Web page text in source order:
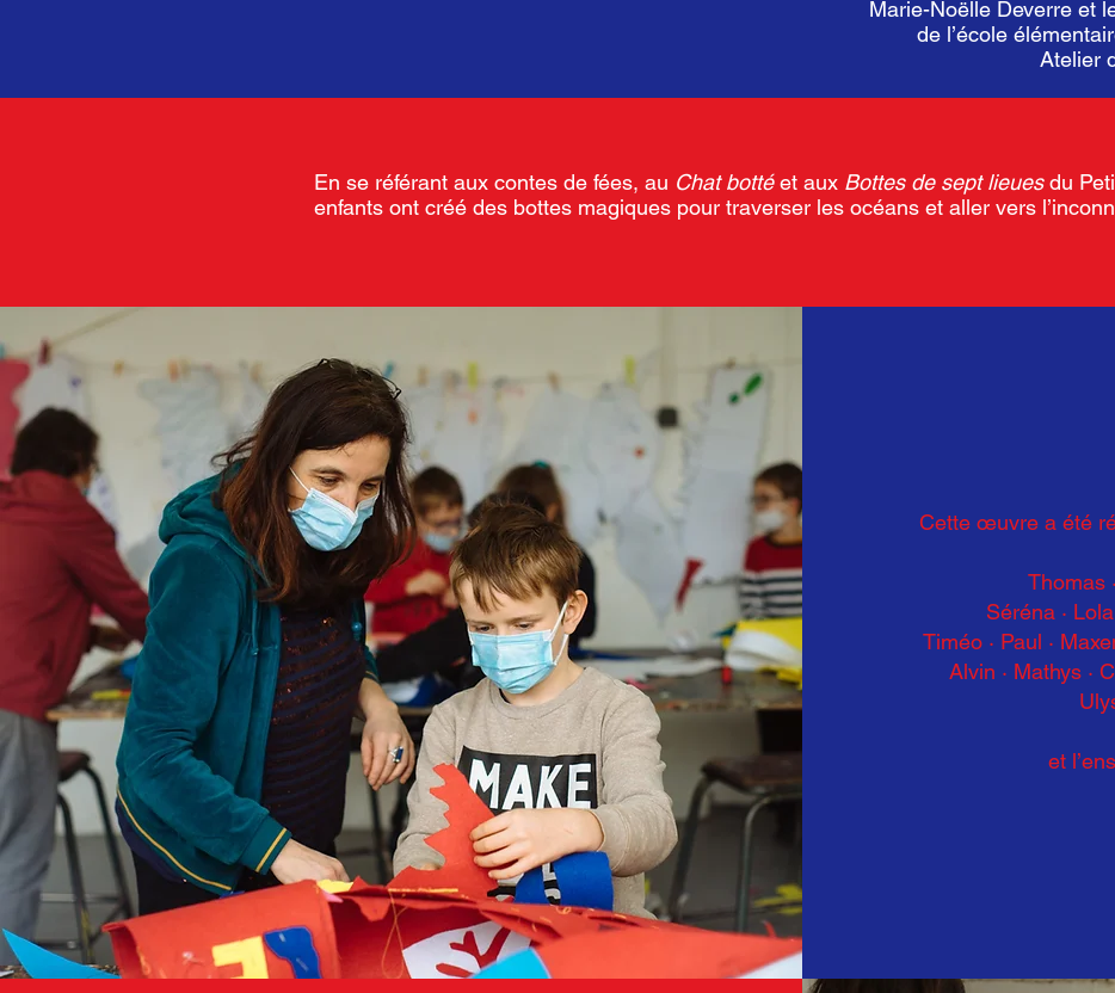
Marie-Noëlle Deverre et
de l’école
Atelier
En se référant aux contes de fées, au Chat bottéet aux Bottes de sept lieuesdu
enfants ont créé des bottes magiques pour traverser les océans et aller vers
Cette œuvre a été
Thomas
Séréna ·
Timéo · Paul ·
Alvin · Mathys ·
et